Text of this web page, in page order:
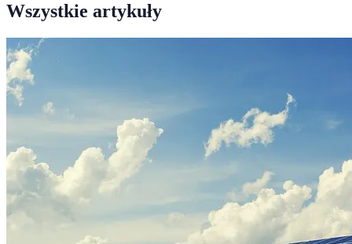
Wszystkie artykuły